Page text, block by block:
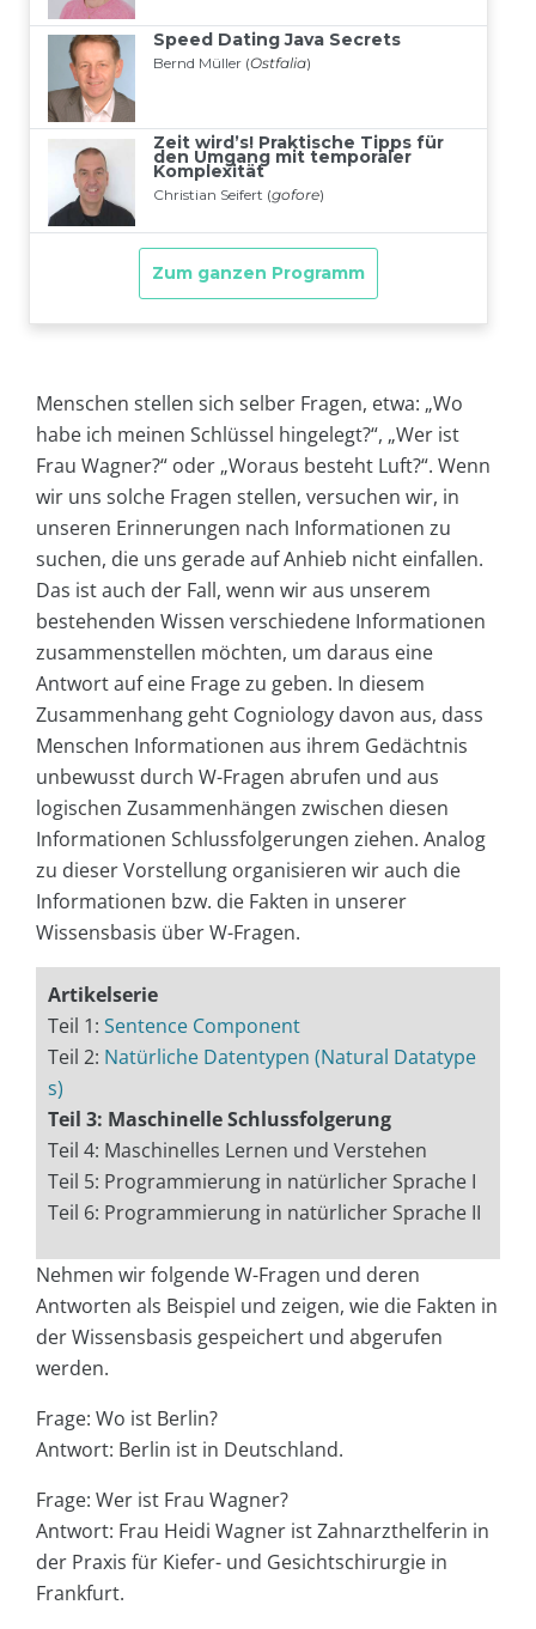
Menschen stellen sich selber Fragen, etwa: „Wo
habe ich meinen Schlüssel hingelegt?“, „Wer ist
Frau Wagner?“ oder „Woraus besteht Luft?“. Wenn
wir uns solche Fragen stellen, versuchen wir, in
unseren Erinnerungen nach Informationen zu
suchen, die uns gerade auf Anhieb nicht einfallen.
Das ist auch der Fall, wenn wir aus unserem
bestehenden Wissen verschiedene Informationen
zusammenstellen möchten, um daraus eine
Antwort auf eine Frage zu geben. In diesem
Zusammenhang geht Cogniology davon aus, dass
Menschen Informationen aus ihrem Gedächtnis
unbewusst durch W-Fragen abrufen und aus
logischen Zusammenhängen zwischen diesen
Informationen Schlussfolgerungen ziehen. Analog
zu dieser Vorstellung organisieren wir auch die
Informationen bzw. die Fakten in unserer
Wissensbasis über W-Fragen.
Artikelserie
Teil 1: Sentence Component
Teil 2: Natürliche Datentypen (Natural Datatype
s)
Teil 3: Maschinelle Schlussfolgerung
Teil 4: Maschinelles Lernen und Verstehen
Teil 5: Programmierung in natürlicher Sprache I
Teil 6: Programmierung in natürlicher Sprache II
Nehmen wir folgende W-Fragen und deren
Antworten als Beispiel und zeigen, wie die Fakten in
der Wissensbasis gespeichert und abgerufen
werden.
Frage: Wo ist Berlin?
Antwort: Berlin ist in Deutschland.
Frage: Wer ist Frau Wagner?
Antwort: Frau Heidi Wagner ist Zahnarzthelferin in
der Praxis für Kiefer- und Gesichtschirurgie in
Frankfurt.